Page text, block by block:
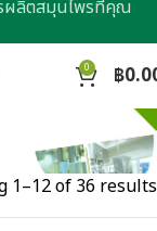
0 ฿
1–12 of 36 results
ผลิตสมุนไพรที่คุณ